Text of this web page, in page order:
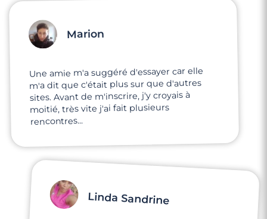
Marion
Une amie m'a suggéré d'essayer car elle
m'a dit que c'était plus sur que d'autres
sites. Avant de m'inscrire, j'y croyais à
moitié, très vite j'ai fait plusieurs
rencontres...
Linda Sandrine